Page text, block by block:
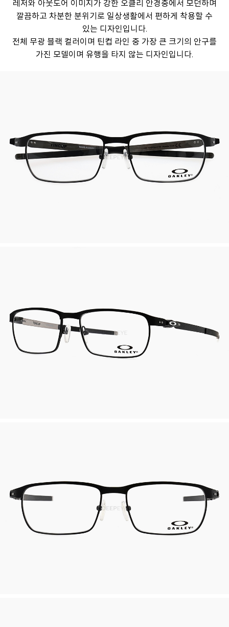
레저와 아웃도어 이미지가 강한 오클리 안경중에서 모던하며
깔끔하고 차분한 분위기로 일상생활에서 편하게 착용할 수
있는 디자인입니다.
전체 무광 블랙 컬러이며 틴컵 라인 중 가장 큰 크기의 안구를
가진 모델이며 유행을 타지 않는 디자인입니다.